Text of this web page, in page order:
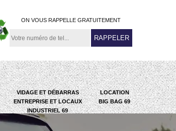
ON VOUS RAPPELLE GRATUITEMENT
VIDAGE ET DÉBARRAS
ENTREPRISE ET LOCAUX
INDUSTRIEL 69
LOCATION
BIG BAG 69